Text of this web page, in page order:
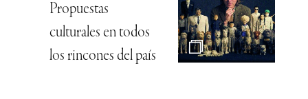
Propuestas
culturales en todos
los rincones del país